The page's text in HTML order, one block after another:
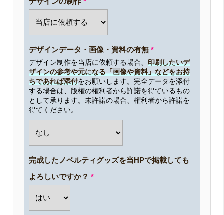
デザインデータ・画像・資料の有無*
デザイン制作を当店に依頼する場合、 印刷したいデ
ザインの参考や元になる「画像や資料」などをお持
ちであれば添付をお願いします。完全データを添付
する場合は、版権の権利者から許諾を得ているもの
として承ります。未許諾の場合、権利者から許諾を
得てください。
完成したノベルティグッズを当HPで掲載しても
よろしいですか？ *